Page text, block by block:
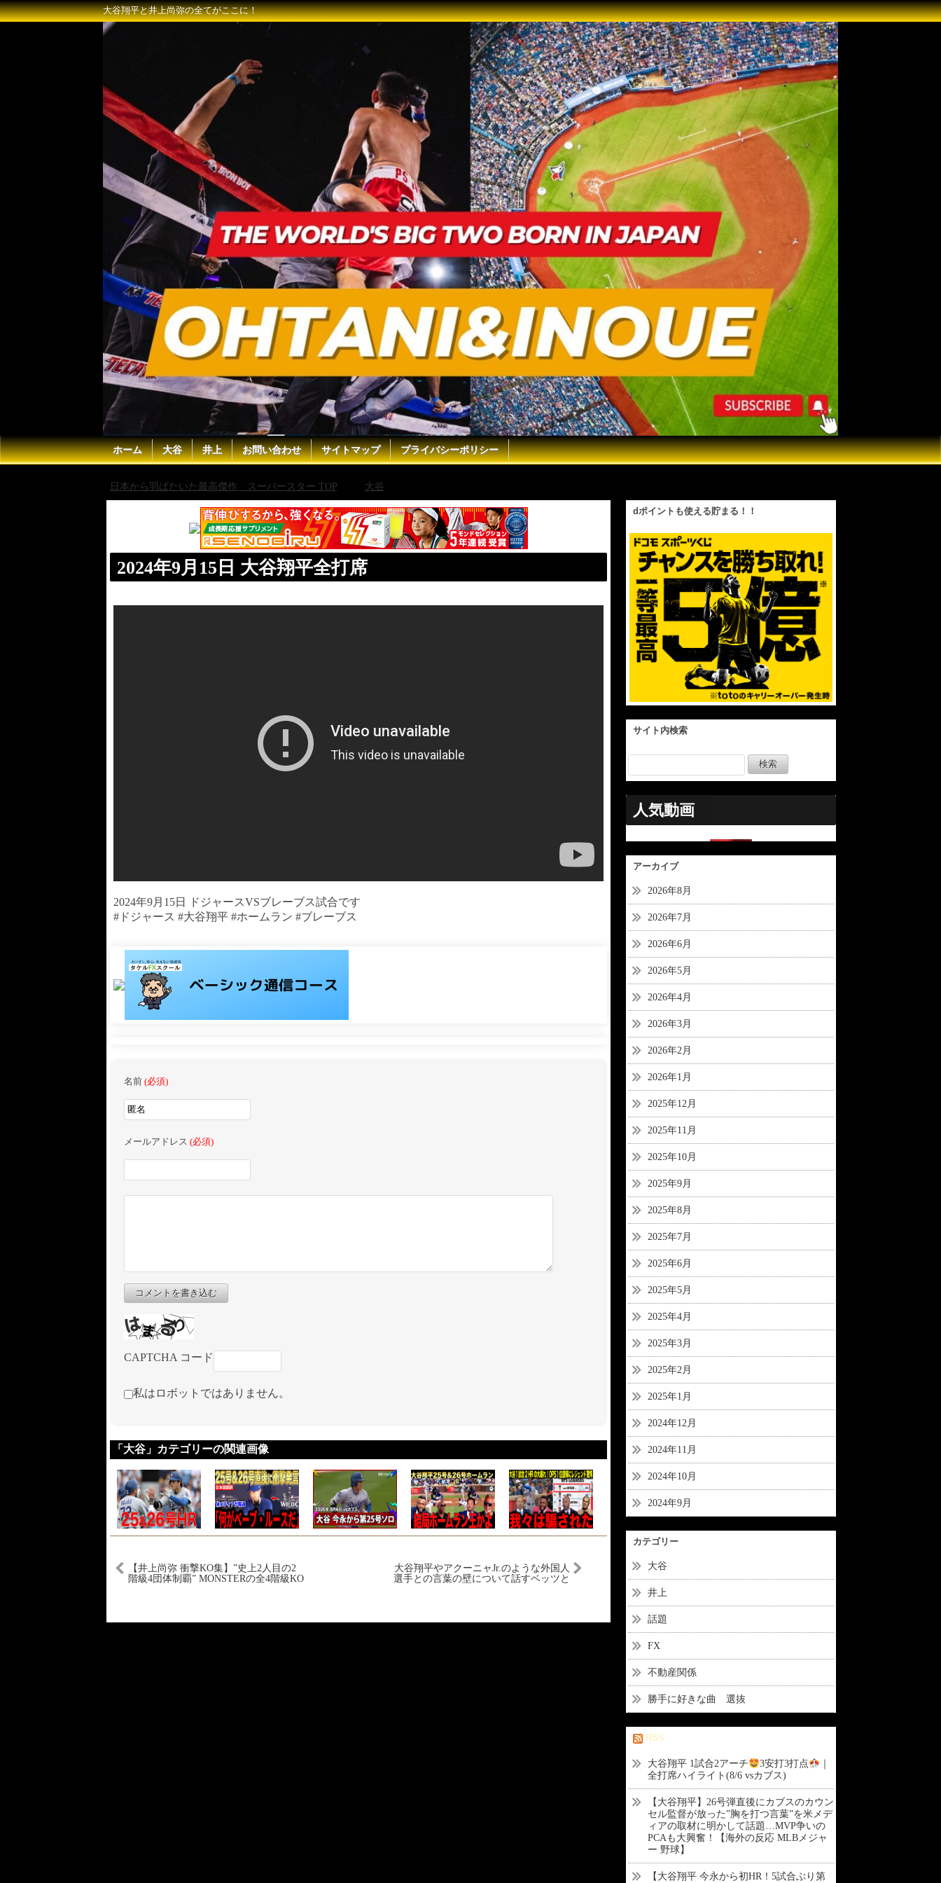
大谷翔平と井上尚弥の全てがここに！
ホーム 大谷 井上 お問い合わせ サイトマップ プライバシーポリシー
日本から羽ばたいた最高傑作 スーパースター TOP 大谷
2024年9月15日 大谷翔平全打席
2024年9月15日 ドジャースVSブレーブス試合です
#ドジャース #大谷翔平 #ホームラン #ブレーブス
名前 (必須)
メールアドレス (必須)
コメントを書き込む
CAPTCHA コード
私はロボットではありません。
「大谷」カテゴリーの関連画像
【井上尚弥 衝撃KO集】”史上2人目の2
階級4団体制覇” MONSTERの全4階級KO
大谷翔平やアクーニャJr.のような外国人
選手との言葉の壁について話すベッツと
dポイントも使える貯まる！！
サイト内検索
人気動画
アーカイブ
2026年8月
2026年7月
2026年6月
2026年5月
2026年4月
2026年3月
2026年2月
2026年1月
2025年12月
2025年11月
2025年10月
2025年9月
2025年8月
2025年7月
2025年6月
2025年5月
2025年4月
2025年3月
2025年2月
2025年1月
2024年12月
2024年11月
2024年10月
2024年9月
カテゴリー
大谷
井上
話題
FX
不動産関係
勝手に好きな曲 選抜
RSS
大谷翔平 1試合2アーチ 3安打3打点
全打席ハイライト(8/6 vsカブス)
【大谷翔平】26号弾直後にカブスのカウン
セル監督が放った”胸を打つ言葉”を米メデ
ィアの取材に明かして話題…MVP争いの
PCAも大興奮！【海外の反応 MLBメジャ
ー 野球】
【大谷翔平 今永から初HR！5試合ぶり第